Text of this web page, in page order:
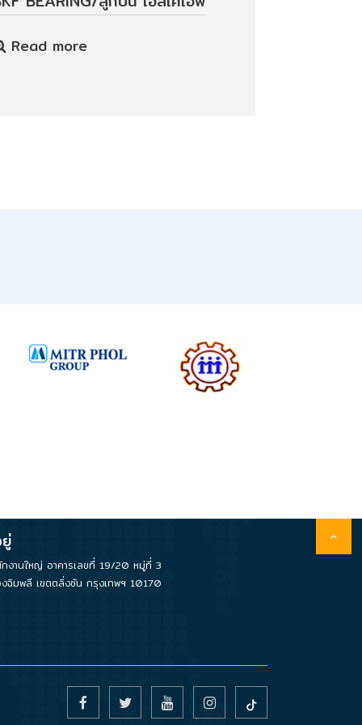
Read more
งานใหญ่ อาคารเลขที่ 19/20 หมู่ที่ 3
ฉิมพลี เขตตลิ่งชัน กรุงเทพฯ 10170